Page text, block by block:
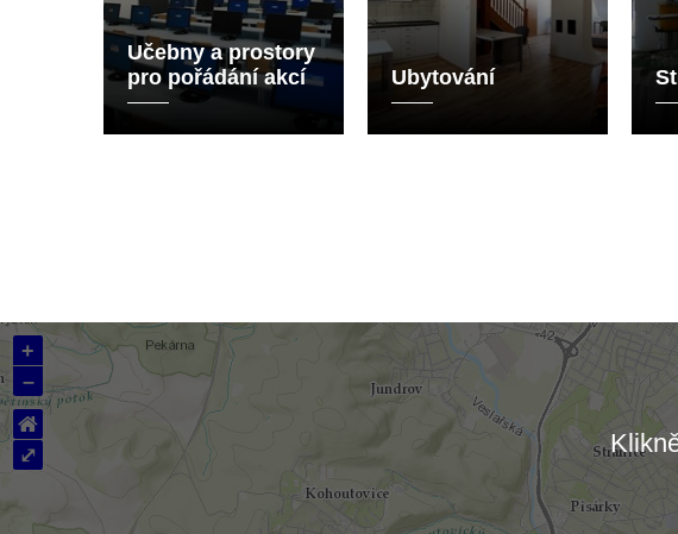
Učebny a prostory
pro pořádání akcí
Ubytování
+
–
⌂
⤢